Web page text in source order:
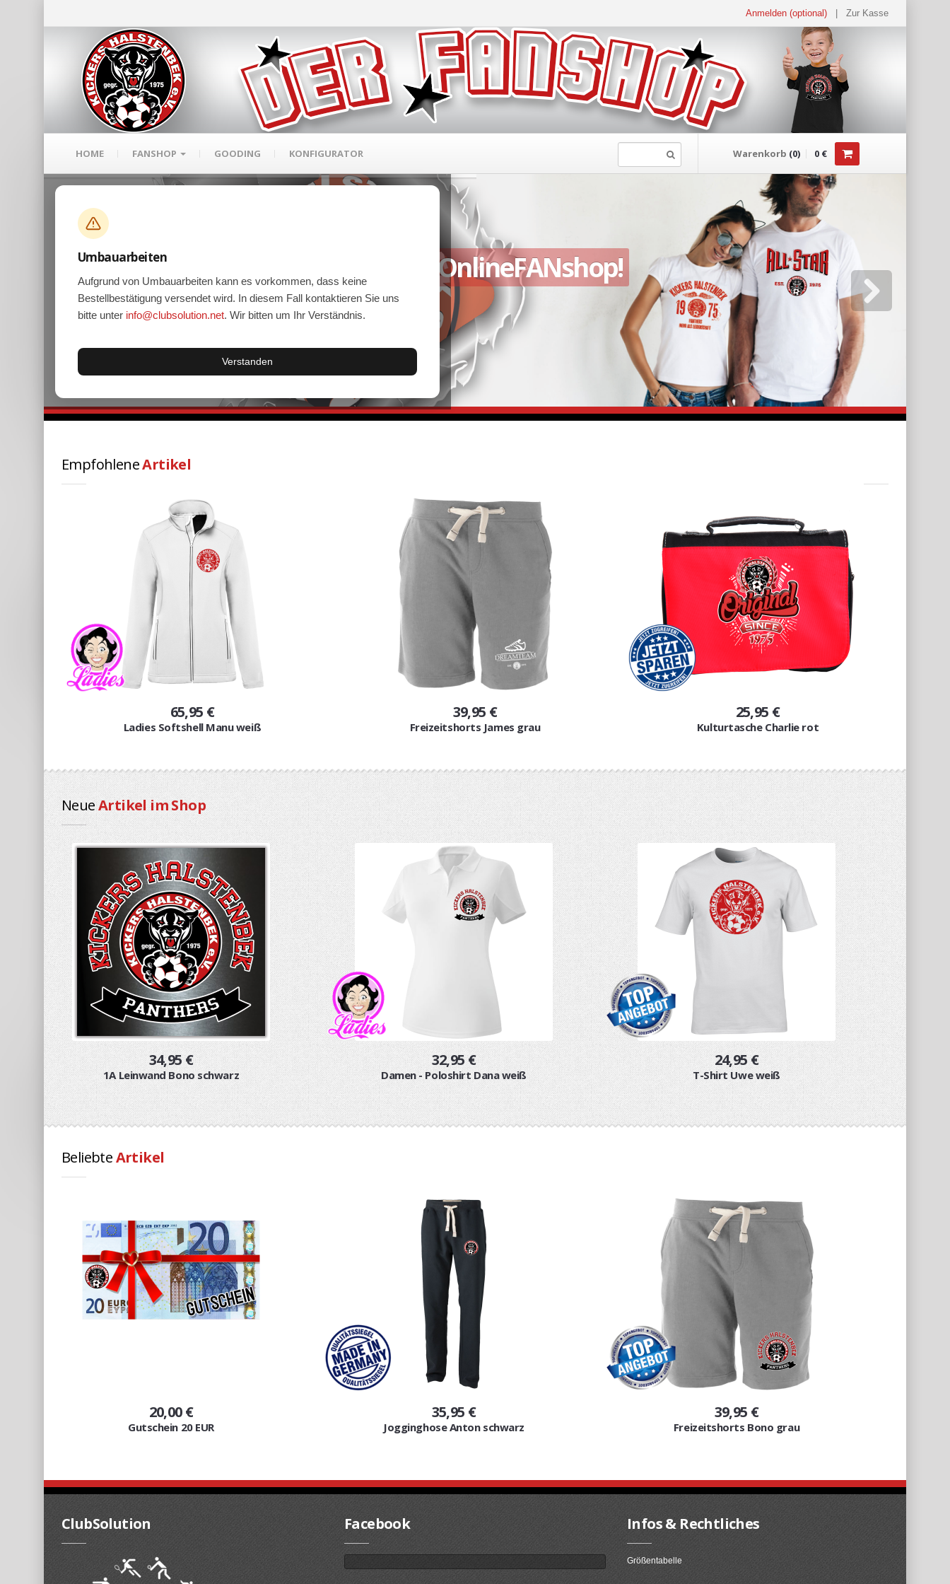
Anmelden (optional) Zur Kasse
HOME FANSHOP GOODING KONFIGURATOR Warenkorb (0) 0 €
Umbauarbeiten
Aufgrund von Umbauarbeiten kann es vorkommen, dass keine
Bestellbestätigung versendet wird. In diesem Fall kontaktieren Sie uns
bitte unter info@clubsolution.net. Wir bitten um Ihr Verständnis.
Verstanden
Willkommen in unserem OnlineFANshop!
EmpfohleneArtikel
65,95 €
Ladies Softshell Manu weiß
39,95 €
Freizeitshorts James grau
25,95 €
Kulturtasche Charlie rot
NeueArtikel im Shop
34,95 €
1A Leinwand Bono schwarz
32,95 €
Damen - Poloshirt Dana weiß
24,95 €
T-Shirt Uwe weiß
BeliebteArtikel
20,00 €
Gutschein 20 EUR
35,95 €
Jogginghose Anton schwarz
39,95 €
Freizeitshorts Bono grau
ClubSolution Facebook Infos & Rechtliches
Größentabelle